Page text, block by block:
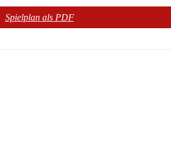
Spielplan als PDF